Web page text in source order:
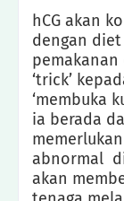
hCG akan
dengan
‘trick’
‘membuka
ia berada
abnormal
akan